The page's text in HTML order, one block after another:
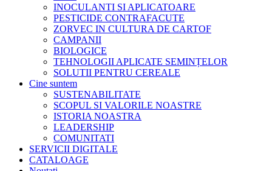
INOCULANTI SI APLICATOARE
PESTICIDE CONTRAFACUTE
ZORVEC IN CULTURA DE CARTOF
CAMPANII
BIOLOGICE
TEHNOLOGII APLICATE SEMINȚELOR
SOLUTII PENTRU CEREALE
Cine suntem
SUSTENABILITATE
SCOPUL SI VALORILE NOASTRE
ISTORIA NOASTRA
LEADERSHIP
COMUNITATI
SERVICII DIGITALE
CATALOAGE